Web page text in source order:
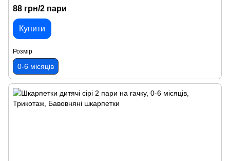
88 грн/2 пари
Купити
Розмір
0-6 місяців